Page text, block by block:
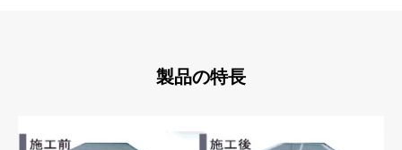
製品の特長